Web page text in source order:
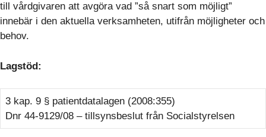
till vårdgivaren att avgöra vad ”så snart som möjligt”
innebär i den aktuella verksamheten, utifrån möjligheter och
behov.
Lagstöd:
3 kap. 9 § patientdatalagen (2008:355)
Dnr 44-9129/08 – tillsynsbeslut från Socialstyrelsen